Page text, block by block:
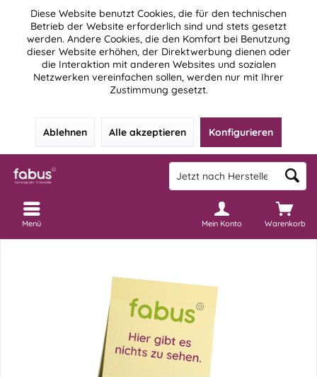
Diese Website benutzt Cookies, die für den technischen
Betrieb der Website erforderlich sind und stets gesetzt
werden. Andere Cookies, die den Komfort bei Benutzung
dieser Website erhöhen, der Direktwerbung dienen oder
die Interaktion mit anderen Websites und sozialen
Netzwerken vereinfachen sollen, werden nur mit Ihrer
Zustimmung gesetzt.
Ablehnen Alle akzeptieren Konfigurieren
Warenkorb
Mein Konto
Menü